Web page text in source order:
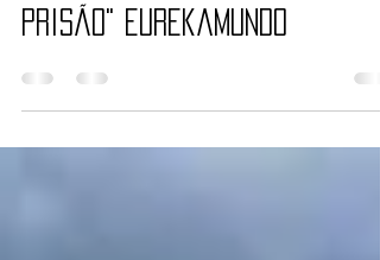
7 de fev. de 2021
2 min de leitura
Resenha "Até Quando? A
prisão" Eurekamundo